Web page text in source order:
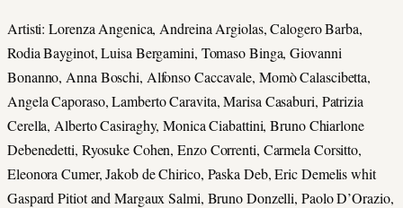
Artisti: Lorenza Angenica, Andreina Argiolas, Calogero Barba,
Rodia Bayginot, Luisa Bergamini, Tomaso Binga, Giovanni
Bonanno, Anna Boschi, Alfonso Caccavale, Momò Calascibetta,
Angela Caporaso, Lamberto Caravita, Marisa Casaburi, Patrizia
Cerella, Alberto Casiraghy, Monica Ciabattini, Bruno Chiarlone
Debenedetti, Ryosuke Cohen, Enzo Correnti, Carmela Corsitto,
Eleonora Cumer, Jakob de Chirico, Paska Deb, Eric Demelis whit
Gaspard Pitiot and Margaux Salmi, Bruno Donzelli, Paolo D’Orazio,